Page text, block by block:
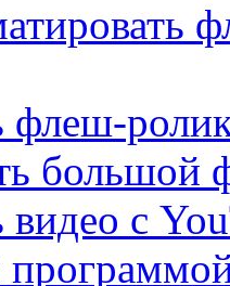
флеш-
большой
видео с